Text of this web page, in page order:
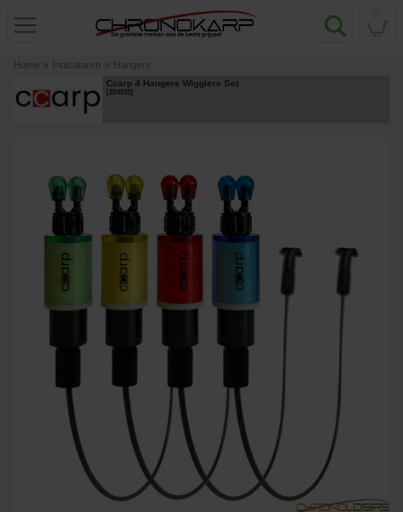
Home » Indicatoren » Hangers
Ccarp 4 Hangers Wigglers Set
[204833]